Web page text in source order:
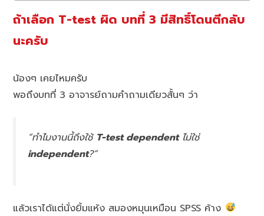
ถ้าเลือก T-test ผิด บทที่ 3 มีสิทธิ์โดนตีกลับ
นะครับ
น้องๆ เคยไหมครับ
พอถึงบทที่ 3 อาจารย์ถามคำถามเดียวสั้นๆ ว่า
“ทำไมงานนี้ถึงใช้ T-test dependentไม่ใช่
independent?”
แล้วเราได้แต่นั่งยิ้มแห้ง สมองหมุนเหมือน SPSS ค้าง